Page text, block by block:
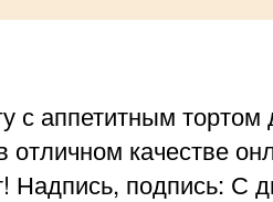
с аппетитным тортом
качестве
Надпись, подпись: С